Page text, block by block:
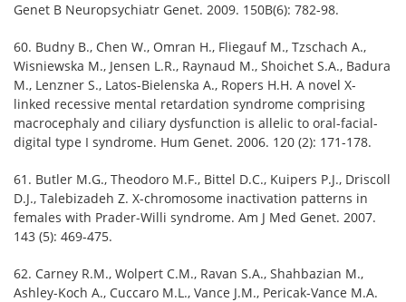
Genet B Neuropsychiatr Genet. 2009. 150B(6): 782-98.
60. Budny B., Chen W., Omran H., Fliegauf M., Tzschach A.,
Wisniewska M., Jensen L.R., Raynaud M., Shoichet S.A., Badura
M., Lenzner S., Latos-Bielenska A., Ropers H.H. A novel X-
linked recessive mental retardation syndrome comprising
macrocephaly and ciliary dysfunction is allelic to oral-facial-
digital type I syndrome. Hum Genet. 2006. 120 (2): 171-178.
61. Butler M.G., Theodoro M.F., Bittel D.C., Kuipers P.J., Driscoll
D.J., Talebizadeh Z. X-chromosome inactivation patterns in
females with Prader-Willi syndrome. Am J Med Genet. 2007.
143 (5): 469-475.
62. Carney R.M., Wolpert C.M., Ravan S.A., Shahbazian M.,
Ashley-Koch A., Cuccaro M.L., Vance J.M., Pericak-Vance M.A.